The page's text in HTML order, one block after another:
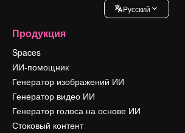
Pусский
Продукция
Spaces
ИИ-помощник
Генератор изображений ИИ
Генератор видео ИИ
Генератор голоса на основе ИИ
Стоковый контент